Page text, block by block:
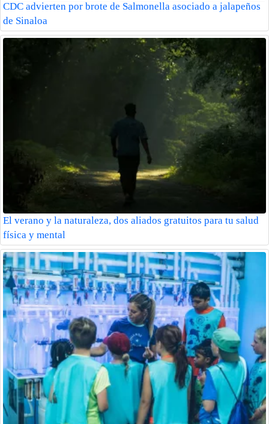
CDC advierten por brote de Salmonella asociado a jalapeños
de Sinaloa
El verano y la naturaleza, dos aliados gratuitos para tu salud
física y mental